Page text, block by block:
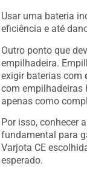
Usar uma bateria
eficiência e até
Outro ponto que
empilhadeira.
exigir baterias com
com empilhadeiras
apenas como
Por isso, conhecer
fundamental para
Varjota CE
esperado.